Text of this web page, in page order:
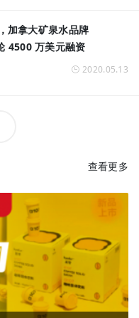
加拿大矿泉水品牌
4500 万美元融资
2020.05.13
查看更多